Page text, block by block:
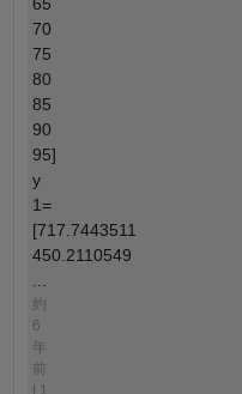
70
75
80
85
90
95]
y
1=
[717.7443511
450.2110549
約
6
年
前
| 1